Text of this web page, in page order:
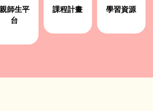
親師生平
台
課程計畫 學習資源